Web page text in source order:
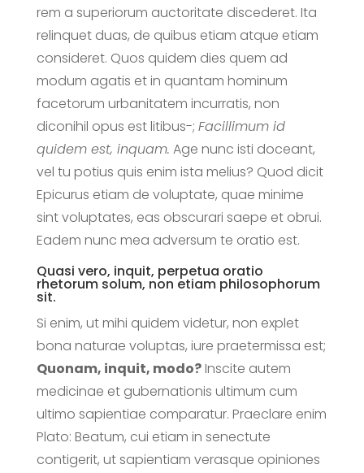
rem a superiorum auctoritate discederet. Ita
relinquet duas, de quibus etiam atque etiam
consideret. Quos quidem dies quem ad
modum agatis et in quantam hominum
facetorum urbanitatem incurratis, non
diconihil opus est litibus-; Facillimum id
quidem est, inquam. Age nunc isti doceant,
vel tu potius quis enim ista melius? Quod dicit
Epicurus etiam de voluptate, quae minime
sint voluptates, eas obscurari saepe et obrui.
Eadem nunc mea adversum te oratio est.
Quasi vero, inquit, perpetua oratio
rhetorum solum, non etiam philosophorum
sit.
Si enim, ut mihi quidem videtur, non explet
bona naturae voluptas, iure praetermissa est;
Quonam, inquit, modo?Inscite autem
medicinae et gubernationis ultimum cum
ultimo sapientiae comparatur. Praeclare enim
Plato: Beatum, cui etiam in senectute
contigerit, ut sapientiam verasque opiniones